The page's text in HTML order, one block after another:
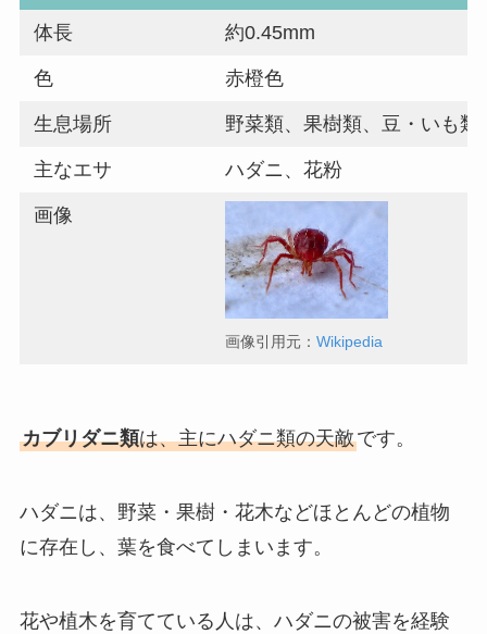
体長 約0.45mm
色 赤橙色
生息場所 野菜類、果樹類、豆・いも類
主なエサ ハダニ、花粉
画像
画像引用元：Wikipedia
カブリダニ類は、主にハダニ類の天敵です。
ハダニは、野菜・果樹・花木などほとんどの植物
に存在し、葉を食べてしまいます。
花や植木を育てている人は、ハダニの被害を経験